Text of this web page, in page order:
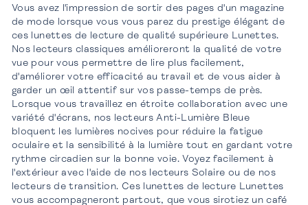
Vous avez l'impression de sortir des pages d'un magazine
de mode lorsque vous vous parez du prestige élégant de
ces lunettes de lecture de qualité supérieure Lunettes.
Nos lecteurs classiques amélioreront la qualité de votre
vue pour vous permettre de lire plus facilement,
d'améliorer votre efficacité au travail et de vous aider à
garder un œil attentif sur vos passe-temps de près.
Lorsque vous travaillez en étroite collaboration avec une
variété d'écrans, nos lecteurs Anti-Lumière Bleue
bloquent les lumières nocives pour réduire la fatigue
oculaire et la sensibilité à la lumière tout en gardant votre
rythme circadien sur la bonne voie. Voyez facilement à
l'extérieur avec l'aide de nos lecteurs Solaire ou de nos
lecteurs de transition. Ces lunettes de lecture Lunettes
vous accompagneront partout, que vous sirotiez un café